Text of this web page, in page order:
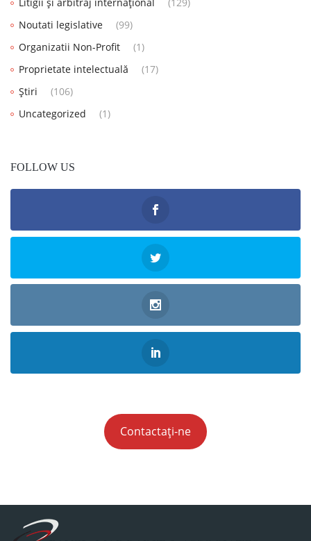
Litigii și arbitraj internațional
(129)
Noutati legislative
(99)
Organizatii Non-Profit
(1)
Proprietate intelectuală
(17)
Știri
(106)
Uncategorized
(1)
FOLLOW US
Contactați-ne